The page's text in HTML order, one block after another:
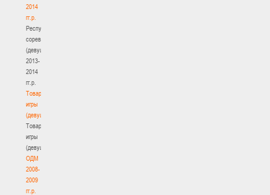
2014
гг.р.
Республиканские
соревнования
(девушки)
2013-
2014
гг.р.
Товарищеские
игры
(девушки)
Товарищеские
игры
(девушки)
ОДМ
2008-
2009
гг.р.